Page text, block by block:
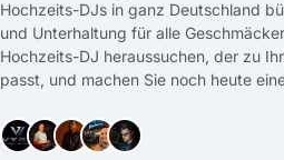
Hochzeits-DJs in ganz Deutschland
und Unterhaltung für alle
Hochzeits-DJ heraussuchen, der zu
passt, und machen Sie noch heute